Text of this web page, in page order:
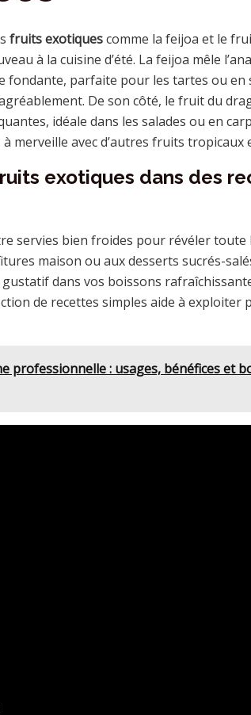
fruits exotiquescomme la feijoa et le
à la cuisine d’été. La feijoa mêle
fondante, parfaite pour les tartes ou en
De son côté, le fruit du
idéale dans les salades ou en
merveille avec d’autres fruits tropicaux
exotiques dans des
servies bien froides pour révéler
maison ou aux desserts sucrés-
dans vos boissons
de recettes simples aide à exploiter
professionnelle : usages, bénéfices et